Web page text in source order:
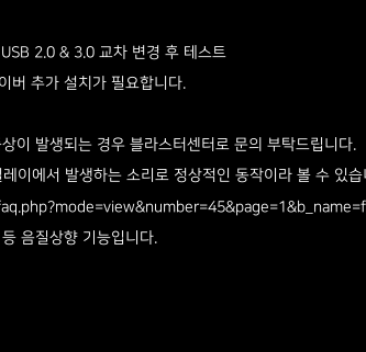
& 3.0 교차 변경 후 테스트
설치가 필요합니다.
이 발생되는 경우 블라스터센터로 문의 부탁드립니다.
이에서 발생하는 소리로 정상적인 동작이라 볼 수 있습
음질상향 기능입니다.